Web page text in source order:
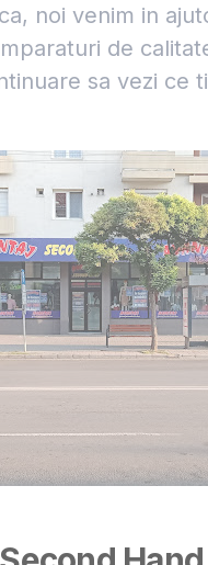
noi venim in
de
sa vezi ce